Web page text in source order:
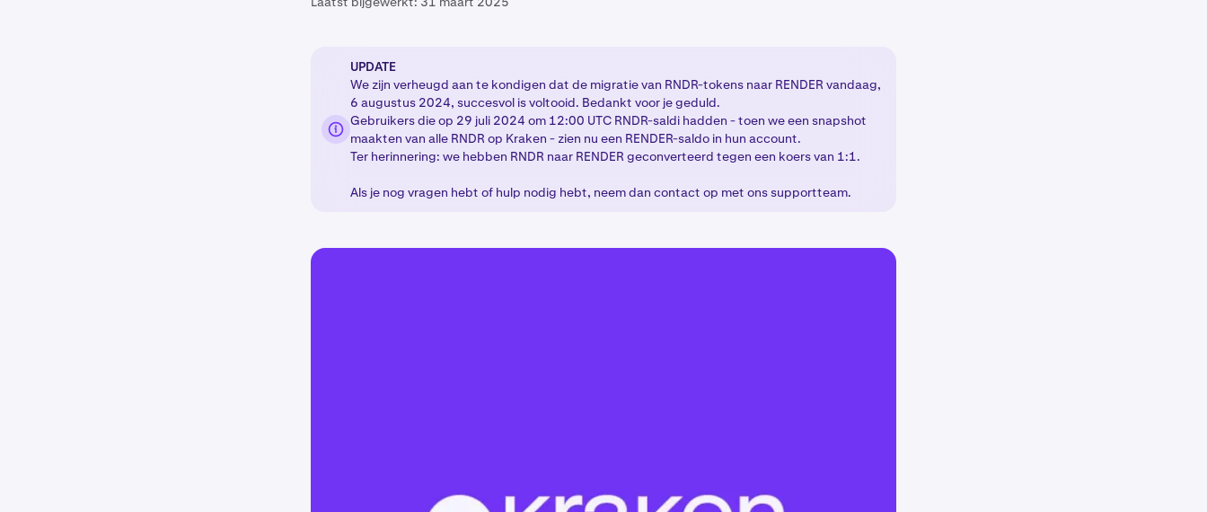
UPDATE
We zijn verheugd aan te kondigen dat de migratie van RNDR-tokens naar RENDER vandaag,
6 augustus 2024, succesvol is voltooid. Bedankt voor je geduld.
Gebruikers die op 29 juli 2024 om 12:00 UTC RNDR-saldi hadden - toen we een snapshot
maakten van alle RNDR op Kraken - zien nu een RENDER-saldo in hun account.
Ter herinnering: we hebben RNDR naar RENDER geconverteerd tegen een koers van 1:1.
Als je nog vragen hebt of hulp nodig hebt, neem dan contact op met ons supportteam.